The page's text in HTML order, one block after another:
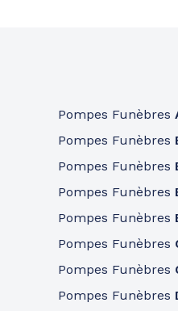
Pompes Funèbres
Pompes Funèbres
Pompes Funèbres
Pompes Funèbres
Pompes Funèbres
Pompes Funèbres
Pompes Funèbres
Pompes Funèbres